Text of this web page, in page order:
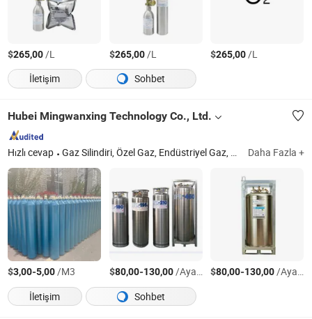
$265,00/L $265,00/L $265,00/L
İletişim
Sohbet
Hubei Mingwanxing Technology Co., Ltd.
Hızlı cevap Gaz Silindiri, Özel Gaz, Endüstriyel Gaz, Sıvı Gaz, O2, Nh3, He, C2h4, Ar, Sf6 Daha Fazla +
$3,00-5,00/M3 $80,00-130,00/Ayarla $80,00-130,00/Ayarla
İletişim
Sohbet